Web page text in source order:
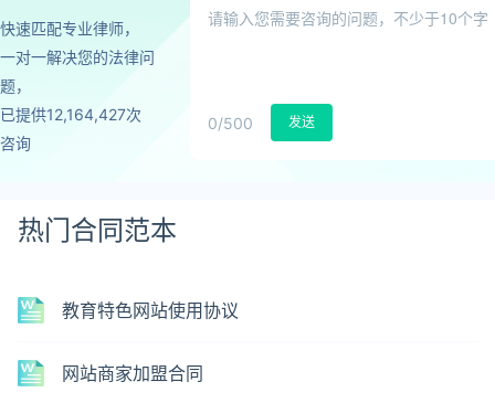
快速匹配专业律师，
一对一解决您的法律问
题，
已提供12,164,427次
咨询
0/500 发送
热门合同范本
教育特色网站使用协议
网站商家加盟合同